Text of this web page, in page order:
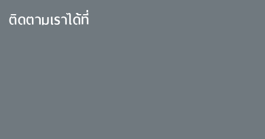
ติดตามเราได้ที่